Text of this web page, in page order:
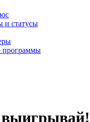
и статусы
программы